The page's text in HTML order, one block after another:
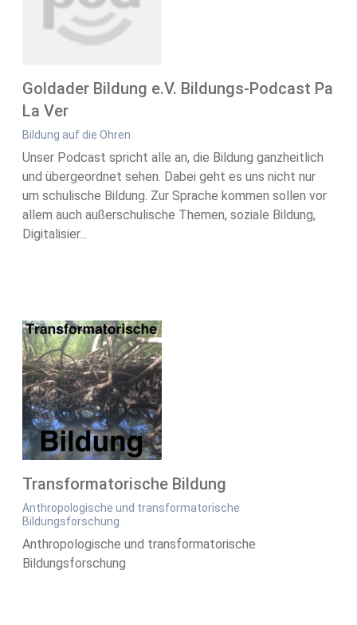
Goldader Bildung e.V. Bildungs-Podcast Pa
La Ver
Bildung auf die Ohren
Unser Podcast spricht alle an, die Bildung ganzheitlich
und übergeordnet sehen. Dabei geht es uns nicht nur
um schulische Bildung. Zur Sprache kommen sollen vor
allem auch außerschulische Themen, soziale Bildung,
Digitalisier...
Transformatorische Bildung
Anthropologische und transformatorische
Bildungsforschung
Anthropologische und transformatorische
Bildungsforschung